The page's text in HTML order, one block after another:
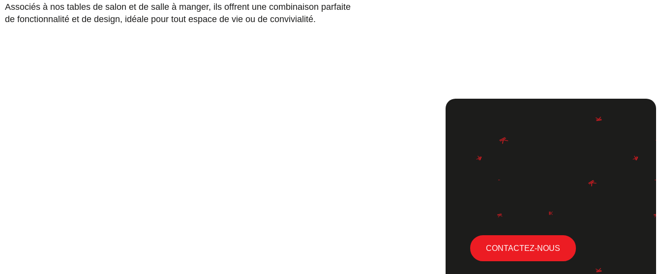
Associés à nos tables de salon et de salle à manger, ils offrent une combinaison parfaite
de fonctionnalité et de design, idéale pour tout espace de vie ou de convivialité.
CONTACTEZ-NOUS